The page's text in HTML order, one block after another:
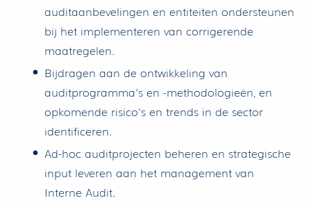
auditaanbevelingen en entiteiten ondersteunen
bij het implementeren van corrigerende
maatregelen.
Bijdragen aan de ontwikkeling van
auditprogramma's en -methodologieën, en
opkomende risico's en trends in de sector
identificeren.
Ad-hoc auditprojecten beheren en strategische
input leveren aan het management van
Interne Audit.